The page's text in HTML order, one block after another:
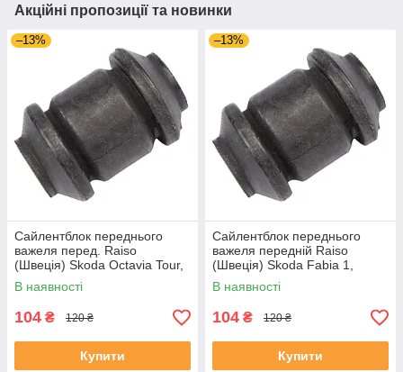
Акційні пропозиції та новинки
–13%
Сайлентблок переднього
важеля перед. Raiso
(Швеція) Skoda Octavia Tour,
Октавія Тур 96- #RL-1J0182V
UAJOTLS4
В наявності
104 ₴ 120 ₴
Купити
–13%
Сайлентблок переднього
важеля передній Raiso
(Швеція) Skoda Fabia 1,
Шкода Фабія 1 99-08 #RL-
1J0182V UAXPUCH4
В наявності
104 ₴ 120 ₴
Купити